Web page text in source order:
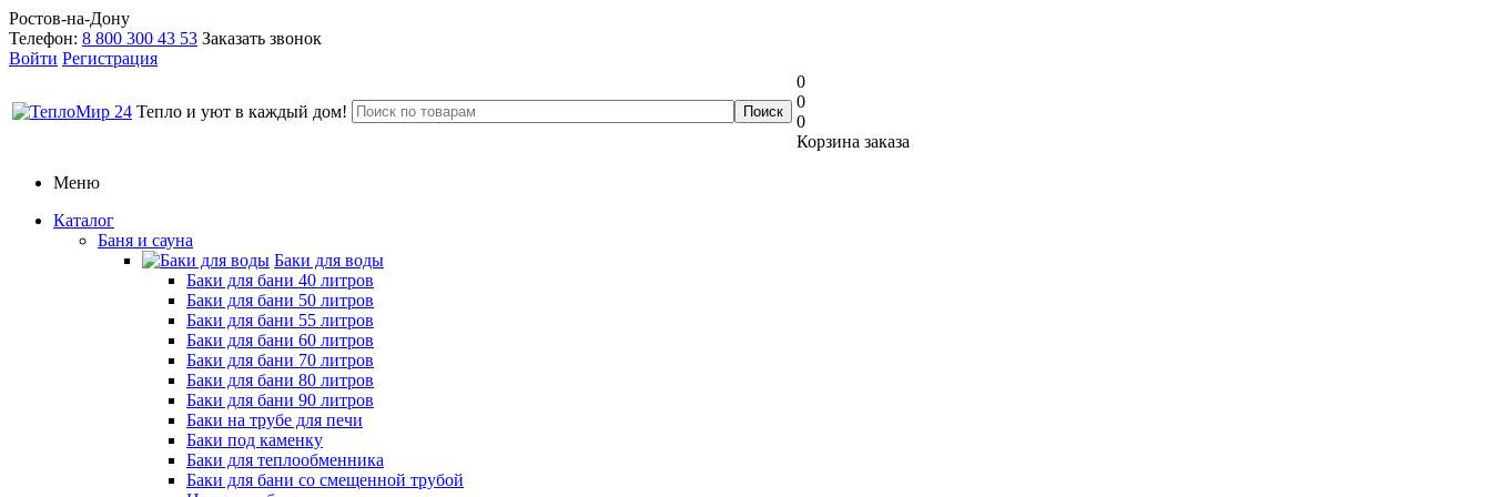
Ростов-на-Дону
Телефон: 8 800 300 43 53 Заказать звонок
Войти Регистрация
Тепло и уют в каждый дом!
0
0
0
Корзина заказа
Меню
Каталог
Баня и сауна
Баки для воды
Баки для бани 40 литров
Баки для бани 50 литров
Баки для бани 55 литров
Баки для бани 60 литров
Баки для бани 70 литров
Баки для бани 80 литров
Баки для бани 90 литров
Баки на трубе для печи
Баки под каменку
Баки для теплообменника
Баки для бани со смещенной трубой